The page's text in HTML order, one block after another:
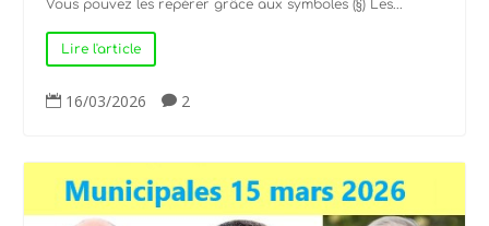
Vous pouvez les repérer grâce aux symboles (§) Les...
Lire l'article
 16/03/2026  2